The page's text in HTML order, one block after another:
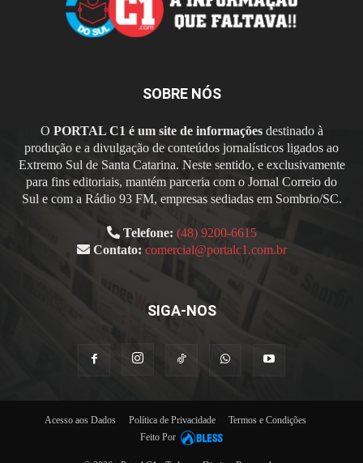
SOBRE NÓS
O PORTAL C1 é um site de informaçõesdestinado à
produção e a divulgação de conteúdos jornalísticos ligados ao
Extremo Sul de Santa Catarina. Neste sentido, e exclusivamente
para fins editoriais, mantém parceria com o Jornal Correio do
Sul e com a Rádio 93 FM, empresas sediadas em Sombrio/SC.
Telefone: (48) 9200-6615
Contato: comercial@portalc1.com.br
SIGA-NOS
Acesso aos Dados Política de Privacidade
Termos e Condições
Feito Por